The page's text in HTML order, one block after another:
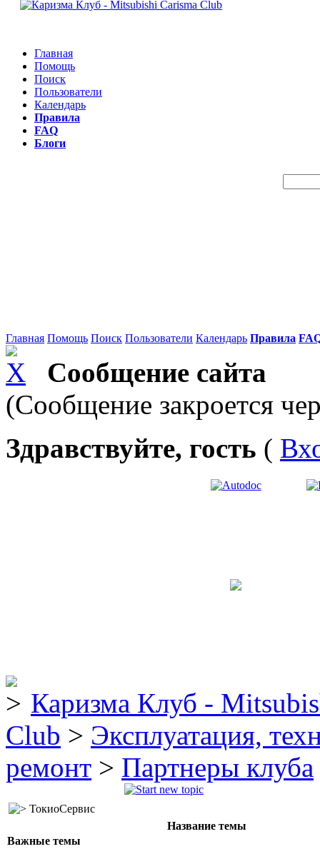
Главная
Помощь
Поиск
Пользователи
Календарь
Правила
FAQ
Блоги
Главная Помощь Поиск Пользователи Календарь Правила
Сообщение сайта
(Сообщение закроется
Здравствуйте, гость (
Каризма Клуб -
Club > Эксплуатация,
ремонт > Партнеры клуба
ТокиоСервис
Название темы
Важные темы